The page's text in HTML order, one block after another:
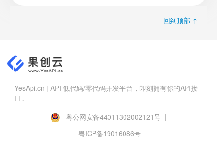
回到顶部 ↑
YesApi.cn | API 低代码/零代码开发平台，即刻拥有你的API接
口。
粤公网安备44011302002121号 |
粤ICP备19016086号